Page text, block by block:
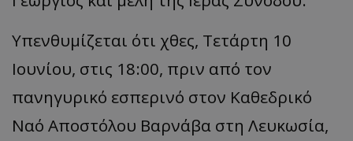
Υπενθυμίζεται ότι χθες, Τετάρτη 10
Ιουνίου, στις 18:00, πριν από τον
πανηγυρικό εσπερινό στον Καθεδρικό
Ναό Αποστόλου Βαρνάβα στη Λευκωσία,